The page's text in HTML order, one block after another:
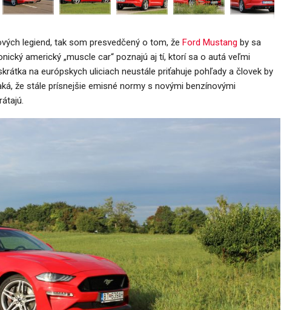
legiend, tak som presvedčený o tom, že Ford Mustang by sa
americký „muscle car“ poznajú aj tí, ktorí sa o autá veľmi
na európskych uliciach neustále priťahuje pohľady a človek by
že stále prísnejšie emisné normy s novými benzínovými